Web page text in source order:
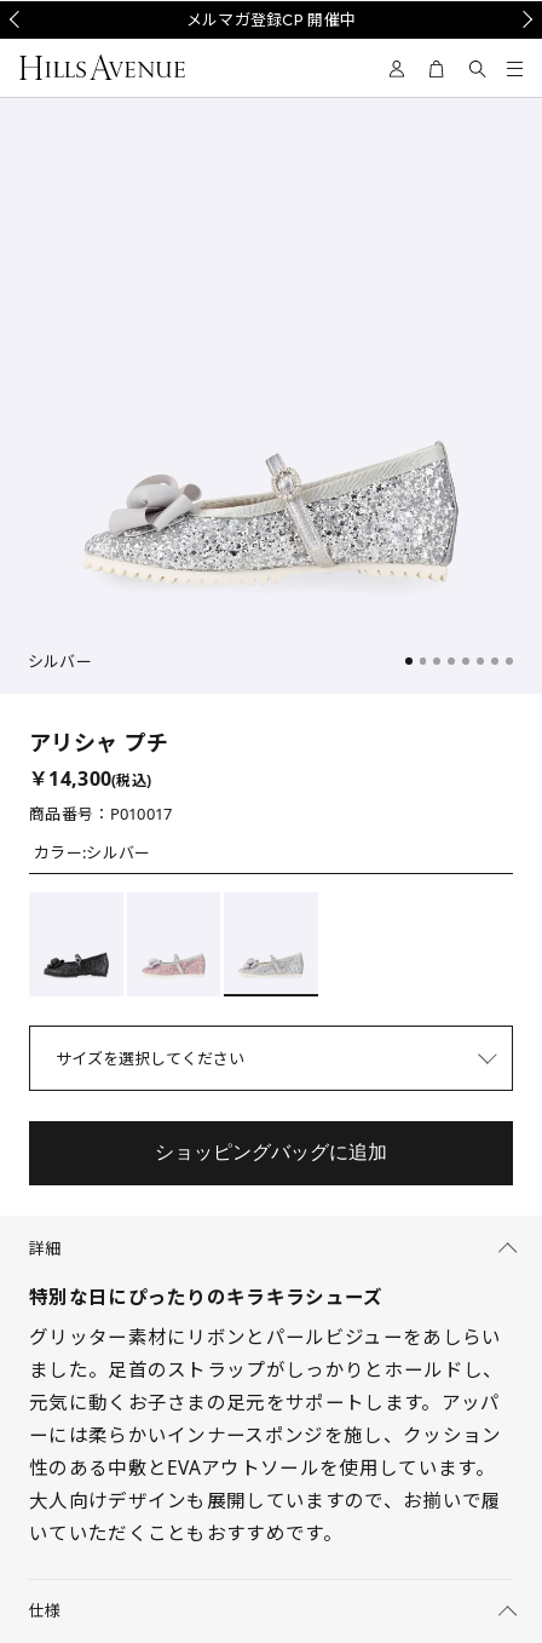
メルマガ登録CP 開催中
シルバー
アリシャ プチ
￥14,300(税込)
商品番号：P010017
カラー:シルバー
サイズを選択してください
ショッピングバッグに追加
詳細
特別な日にぴったりのキラキラシューズ
グリッター素材にリボンとパールビジューをあしらい
ました。足首のストラップがしっかりとホールドし、
元気に動くお子さまの足元をサポートします。アッパ
ーには柔らかいインナースポンジを施し、クッション
性のある中敷とEVAアウトソールを使用しています。
大人向けデザインも展開していますので、お揃いで履
いていただくこともおすすめです。
仕様